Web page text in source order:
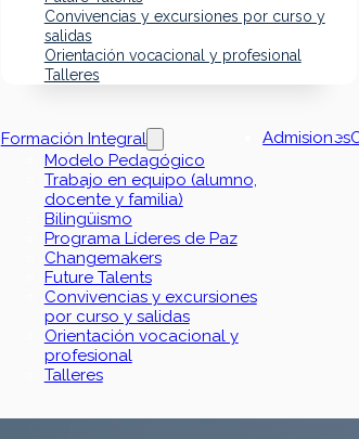
Convivencias y excursiones por curso y
salidas
Orientación vocacional y profesional
Talleres
Formación Integral
Modelo Pedagógico
Trabajo en equipo (alumno,
docente y familia)
Bilingüismo
Programa Líderes de Paz
Changemakers
Future Talents
Convivencias y excursiones
por curso y salidas
Orientación vocacional y
profesional
Talleres
Admisiones